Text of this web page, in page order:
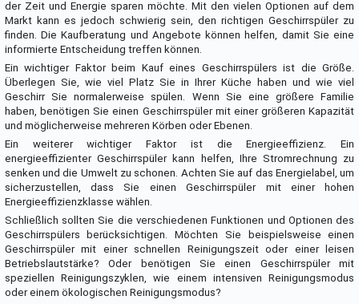
der Zeit und Energie sparen möchte. Mit den vielen Optionen auf dem
Markt kann es jedoch schwierig sein, den richtigen Geschirrspüler zu
finden. Die Kaufberatung und Angebote können helfen, damit Sie eine
informierte Entscheidung treffen können.
Ein wichtiger Faktor beim Kauf eines Geschirrspülers ist die Größe.
Überlegen Sie, wie viel Platz Sie in Ihrer Küche haben und wie viel
Geschirr Sie normalerweise spülen. Wenn Sie eine größere Familie
haben, benötigen Sie einen Geschirrspüler mit einer größeren Kapazität
und möglicherweise mehreren Körben oder Ebenen.
Ein weiterer wichtiger Faktor ist die Energieeffizienz. Ein
energieeffizienter Geschirrspüler kann helfen, Ihre Stromrechnung zu
senken und die Umwelt zu schonen. Achten Sie auf das Energielabel, um
sicherzustellen, dass Sie einen Geschirrspüler mit einer hohen
Energieeffizienzklasse wählen.
Schließlich sollten Sie die verschiedenen Funktionen und Optionen des
Geschirrspülers berücksichtigen. Möchten Sie beispielsweise einen
Geschirrspüler mit einer schnellen Reinigungszeit oder einer leisen
Betriebslautstärke? Oder benötigen Sie einen Geschirrspüler mit
speziellen Reinigungszyklen, wie einem intensiven Reinigungsmodus
oder einem ökologischen Reinigungsmodus?